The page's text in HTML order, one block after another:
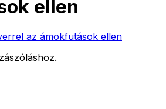
ellen
az ámokfutások ellen